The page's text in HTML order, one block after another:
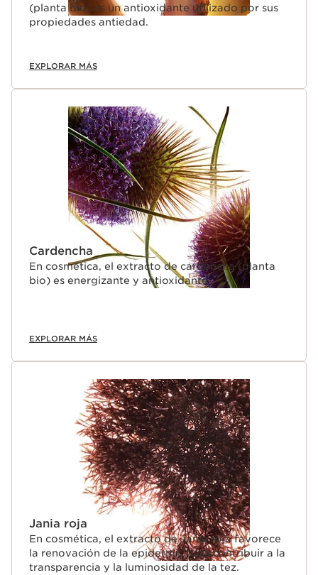
(planta bio) es un antioxidante utilizado por sus
propiedades antiedad.
EXPLORAR MÁS
Cardencha
En cosmética, el extracto de cardencha (planta
bio) es energizante y antioxidante.
EXPLORAR MÁS
Jania roja
En cosmética, el extracto de Jania roja favorece
la renovación de la epidermis para contribuir a la
transparencia y la luminosidad de la tez.